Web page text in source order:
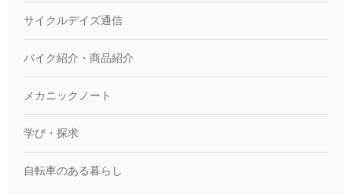
サイクルデイズ通信
バイク紹介・商品紹介
メカニックノート
学び・探求
自転車のある暮らし